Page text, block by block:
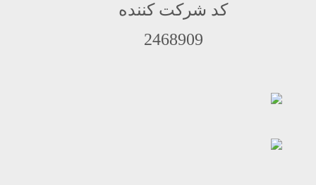
کد شرکت کننده
2468909